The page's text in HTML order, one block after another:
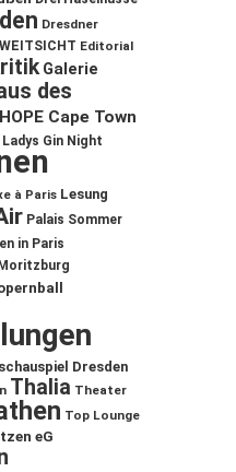
Dresdner
Editorial
Galerie
des
HOPE Cape Town
Ladys Gin Night
à Paris Lesung
Palais Sommer
in Paris
Dresden
Thalia Theater
Top Lounge
eG